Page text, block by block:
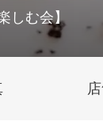
しむ会】